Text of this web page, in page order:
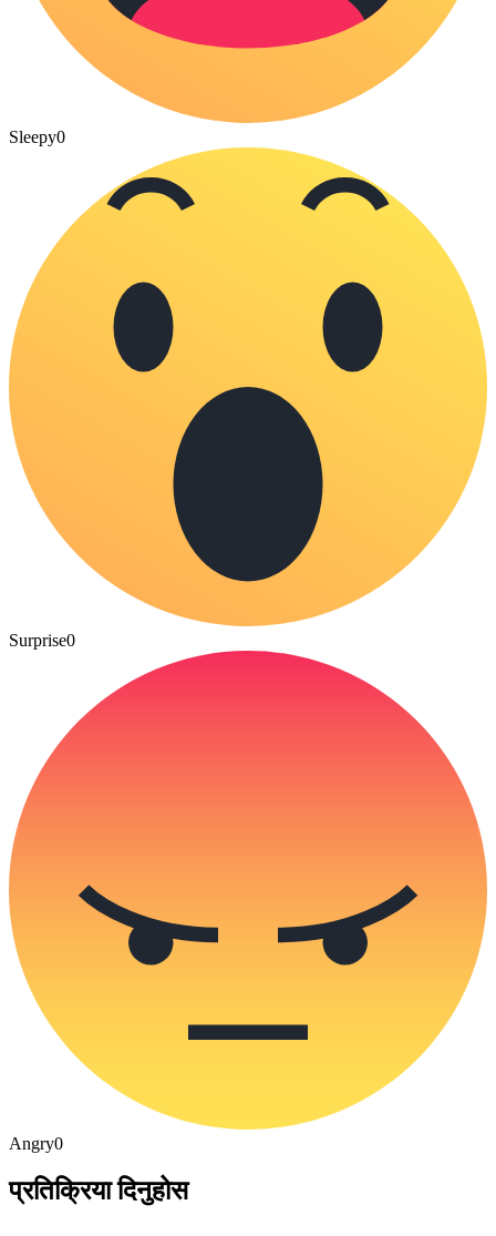
Sleepy0
Surprise0
Angry0
प्रतिक्रिया दिनुहोस